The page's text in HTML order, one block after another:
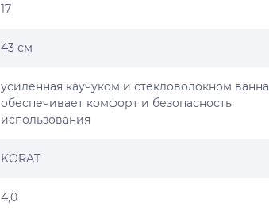
17
43 см
усиленная каучуком и стекловолокном ванна
обеспечивает комфорт и безопасность
использования
KОRAT
4,0